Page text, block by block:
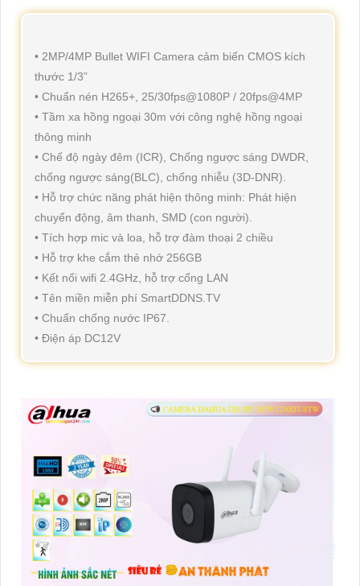
• 2MP/4MP Bullet WIFI Camera cảm biến CMOS kích
thước 1/3”
• Chuẩn nén H265+, 25/30fps@1080P / 20fps@4MP
• Tầm xa hồng ngoại 30m với công nghệ hồng ngoại
thông minh
• Chế độ ngày đêm (ICR), Chống ngược sáng DWDR,
chống ngược sáng(BLC), chống nhiễu (3D-DNR).
• Hỗ trợ chức năng phát hiện thông minh: Phát hiện
chuyển động, âm thanh, SMD (con người).
• Tích hợp mic và loa, hỗ trợ đàm thoại 2 chiều
• Hỗ trợ khe cắm thẻ nhớ 256GB
• Kết nối wifi 2.4GHz, hỗ trợ cổng LAN
• Tên miền miễn phí SmartDDNS.TV
• Chuẩn chống nước IP67.
• Điện áp DC12V